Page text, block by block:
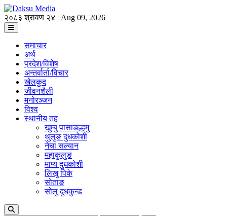
२०८३ श्रावण २४ | Aug 09, 2026
समाचार
अर्थ
प्रदेश/विशेष
अन्तर्वार्ता/विचार
खेलकुद
जीवनशैली
मनोरञ्जन
विश्व
स्थानीय तह
खुम्बु पासाङल्हमु
थुलुङ दुधकोशी
नेचा सल्यान
महाकुलुङ
माप्य दुधकोशी
लिखु पिके
सोताङ
सोलु दुधकुन्ड